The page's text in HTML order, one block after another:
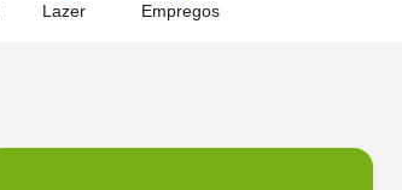
Lazer Empregos